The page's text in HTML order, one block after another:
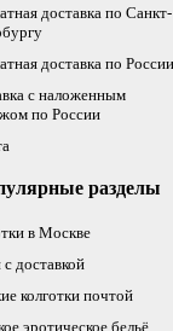
доставка по Санкт-
доставка по
с наложенным
по России
разделы
в Москве
с доставкой
колготки почтой
эротическое бельё